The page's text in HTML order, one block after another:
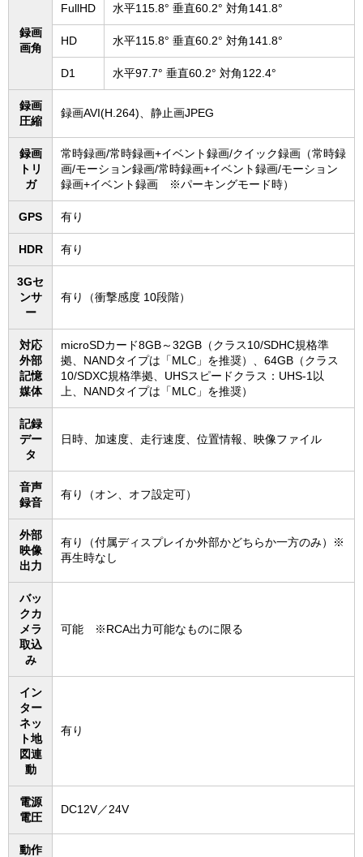
録画
画角
FullHD 水平115.8° 垂直60.2° 対角141.8°
HD 水平115.8° 垂直60.2° 対角141.8°
D1 水平97.7° 垂直60.2° 対角122.4°
録画
圧縮
録画AVI(H.264)、静止画JPEG
録画
トリ
ガ
常時録画/常時録画+イベント録画/クイック録画（常時録
画/モーション録画/常時録画+イベント録画/モーション
録画+イベント録画 ※パーキングモード時）
GPS 有り
HDR 有り
3Gセ
ンサ
ー
有り（衝撃感度 10段階）
対応
外部
記憶
媒体
microSDカード8GB～32GB（クラス10/SDHC規格準
拠、NANDタイプは「MLC」を推奨）、64GB（クラス
10/SDXC規格準拠、UHSスピードクラス：UHS-1以
上、NANDタイプは「MLC」を推奨）
記録
デー
タ
日時、加速度、走行速度、位置情報、映像ファイル
音声
録音
有り（オン、オフ設定可）
外部
映像
出力
有り（付属ディスプレイか外部かどちらか一方のみ）※
再生時なし
バッ
クカ
メラ
取込
み
可能 ※RCA出力可能なものに限る
イン
ター
ネッ
ト地
図連
動
有り
電源
電圧
DC12V／24V
動作